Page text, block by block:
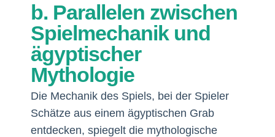
b. Parallelen zwischen
Spielmechanik und
ägyptischer
Mythologie
Die Mechanik des Spiels, bei der Spieler
Schätze aus einem ägyptischen Grab
entdecken, spiegelt die mythologische